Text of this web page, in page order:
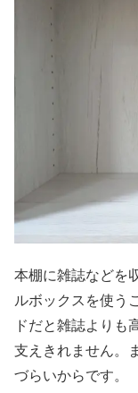
本棚に雑誌などを
ルボックスを使う
ドだと雑誌よりも
支えきれません。
づらいからです。